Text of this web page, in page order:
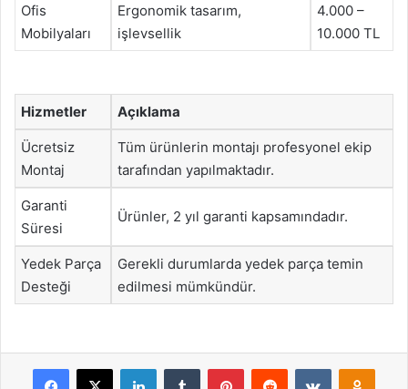
Ofis
Mobilyaları
Ergonomik tasarım,
işlevsellik
4.000 –
10.000 TL
Hizmetler Açıklama
Ücretsiz
Montaj
Tüm ürünlerin montajı profesyonel ekip
tarafından yapılmaktadır.
Garanti
Süresi
Ürünler, 2 yıl garanti kapsamındadır.
Yedek Parça
Desteği
Gerekli durumlarda yedek parça temin
edilmesi mümkündür.
Facebook
X LinkedInTumblr PinterestReddit VKontakte